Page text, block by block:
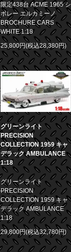
限定438台 ACME 1965 シ
ボレー エルカミーノ
BROCHURE CARS
WHITE 1:18
25,800円(税込28,380円)
グリーンライト
PRECISION
COLLECTION 1959 キャ
デラック AMBULANCE
1:18
グリーンライト
PRECISION
COLLECTION 1959 キャ
デラック AMBULANCE
1:18
29,800円(税込32,780円)